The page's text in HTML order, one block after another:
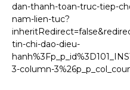
dan-thanh-toan-truc-tiep-
nam-lien-tuc?
tin-chi-dao-dieu-
3-column-